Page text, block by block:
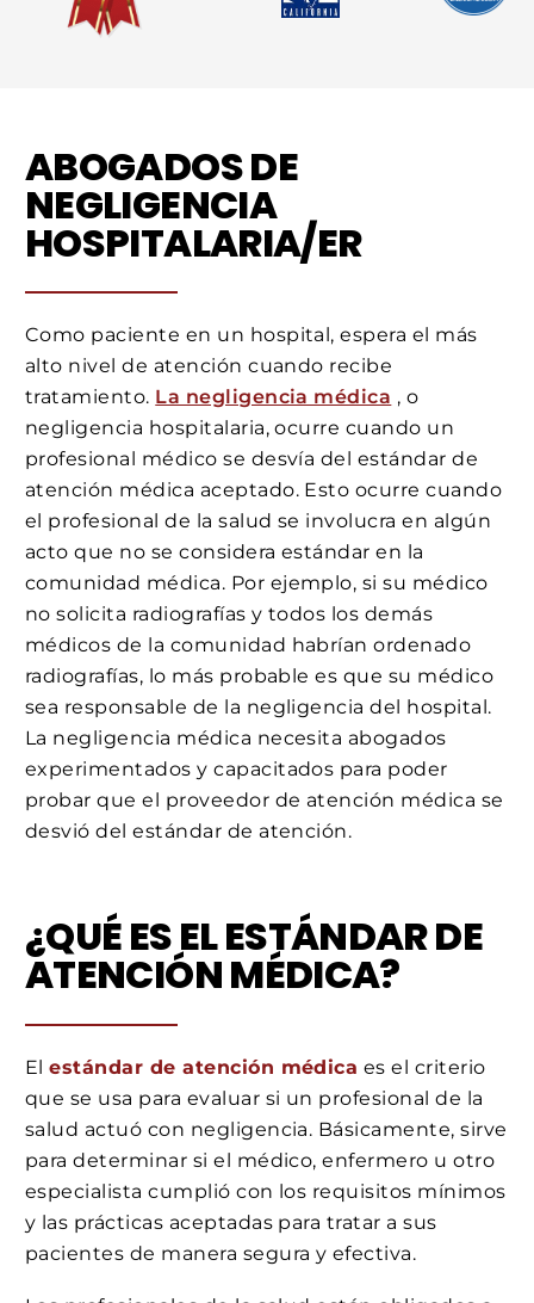
ABOGADOS DE
NEGLIGENCIA
HOSPITALARIA/ER
Como paciente en un hospital, espera el más
alto nivel de atención cuando recibe
tratamiento. La negligencia médica , o
negligencia hospitalaria, ocurre cuando un
profesional médico se desvía del estándar de
atención médica aceptado. Esto ocurre cuando
el profesional de la salud se involucra en algún
acto que no se considera estándar en la
comunidad médica. Por ejemplo, si su médico
no solicita radiografías y todos los demás
médicos de la comunidad habrían ordenado
radiografías, lo más probable es que su médico
sea responsable de la negligencia del hospital.
La negligencia médica necesita abogados
experimentados y capacitados para poder
probar que el proveedor de atención médica se
desvió del estándar de atención.
¿QUÉ ES EL ESTÁNDAR DE
ATENCIÓN MÉDICA?
Elestándar de atención médica es el criterio
que se usa para evaluar si un profesional de la
salud actuó con negligencia. Básicamente, sirve
para determinar si el médico, enfermero u otro
especialista cumplió con los requisitos mínimos
y las prácticas aceptadas para tratar a sus
pacientes de manera segura y efectiva.